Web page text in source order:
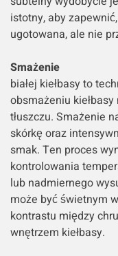
istotny, aby
ugotowana, ale nie
Smażenie
białej kiełbasy to
obsmażeniu
tłuszczu. Smażenie
skórkę oraz
smak. Ten proces
kontrolowania
lub nadmiernego
może być świetnym
kontrastu między
wnętrzem kiełbasy.